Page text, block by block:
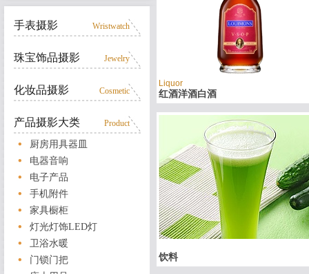
手表摄影 Wristwatch
珠宝饰品摄影 Jewelry
化妆品摄影 Cosmetic
产品摄影大类 Product
厨房用具器皿
电器音响
电子产品
手机附件
家具橱柜
灯光灯饰LED灯
卫浴水暖
门锁门把
Liquor
红酒洋酒白酒
饮料